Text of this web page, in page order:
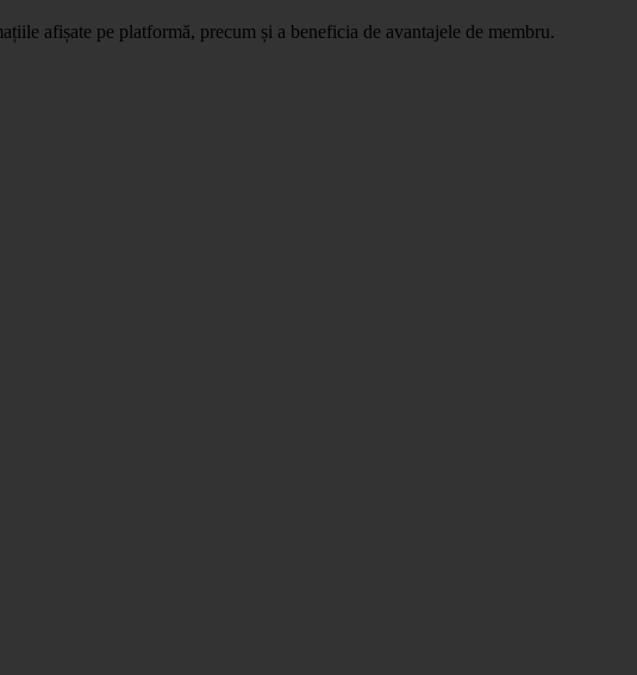
afișate pe platformă, precum și a beneficia de avantajele de membru.